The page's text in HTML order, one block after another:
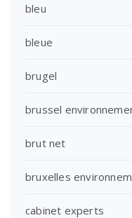
bleu
bleue
brugel
brussel
brut net
bruxelles
cabinet experts